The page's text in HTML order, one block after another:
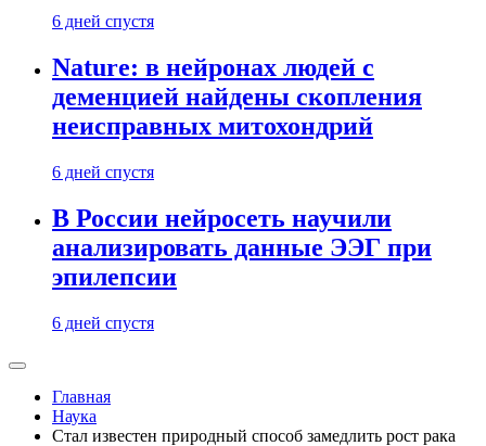
6 дней спустя
Nature: в нейронах людей с
деменцией найдены скопления
неисправных митохондрий
6 дней спустя
В России нейросеть научили
анализировать данные ЭЭГ при
эпилепсии
6 дней спустя
Главная
Наука
Стал известен природный способ замедлить рост рака